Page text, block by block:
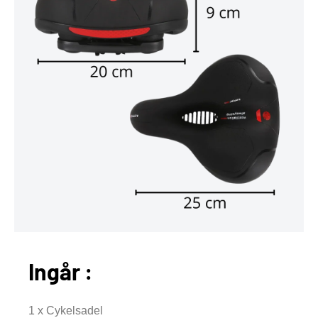
Ingår :
1 x Cykelsadel